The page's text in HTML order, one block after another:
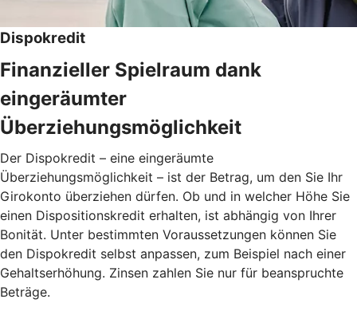
Dispokredit
Finanzieller Spielraum dank
eingeräumter
Überziehungsmöglichkeit
Der Dispokredit – eine eingeräumte
Überziehungsmöglichkeit – ist der Betrag, um den Sie Ihr
Girokonto überziehen dürfen. Ob und in welcher Höhe Sie
einen Dispositionskredit erhalten, ist abhängig von Ihrer
Bonität. Unter bestimmten Voraussetzungen können Sie
den Dispokredit selbst anpassen, zum Beispiel nach einer
Gehaltserhöhung. Zinsen zahlen Sie nur für beanspruchte
Beträge.